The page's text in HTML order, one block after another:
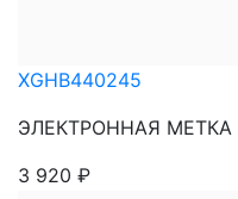
XGHB440245
ЭЛЕКТРОННАЯ МЕТКА
3 920 ₽